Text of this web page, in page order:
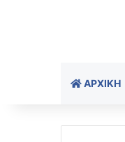
ΑΡΧΙΚΉ